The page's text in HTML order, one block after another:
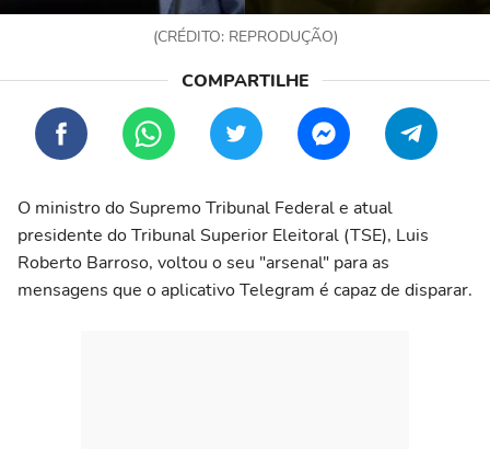
(CRÉDITO: REPRODUÇÃO)
O ministro do Supremo Tribunal Federal e atual
presidente do Tribunal Superior Eleitoral (TSE), Luis
Roberto Barroso, voltou o seu "arsenal" para as
mensagens que o aplicativo Telegram é capaz de disparar.